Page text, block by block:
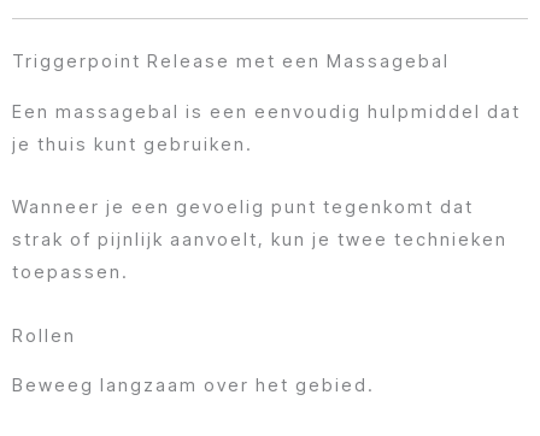
Triggerpoint Release met een Massagebal
Een massagebal is een eenvoudig hulpmiddel dat
je thuis kunt gebruiken.
Wanneer je een gevoelig punt tegenkomt dat
strak of pijnlijk aanvoelt, kun je twee technieken
toepassen.
Rollen
Beweeg langzaam over het gebied.